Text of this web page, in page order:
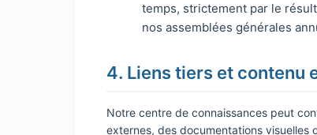
temps, strictement par le
nos assemblées générales
4. Liens tiers et contenu
Notre centre de connaissances peut
externes, des documentations visuelles